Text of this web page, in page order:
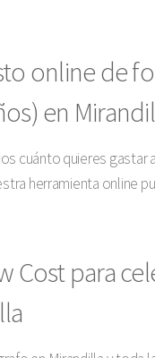
online de
en
cuánto quieres
herramienta online
Cost para